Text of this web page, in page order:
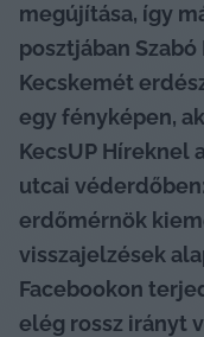
megújítása, így
posztjában
Kecskemét
egy fényképen,
KecsUP Híreknel
utcai
erdőmérnök
visszajelzések
Facebookon
elég rossz irányt